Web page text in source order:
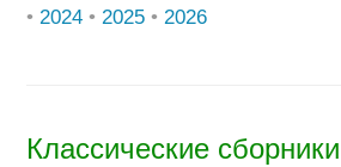
• 2024 • 2025 • 2026
Классические сборники